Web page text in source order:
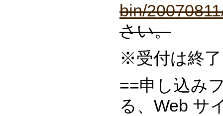
bin/
さい。
※受付は終
==申し込み
る、Web サ